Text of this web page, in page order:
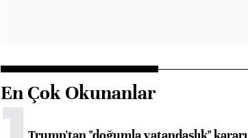
En Çok Okunanlar
Trump'tan "doğumla vatandaşlık" kararı